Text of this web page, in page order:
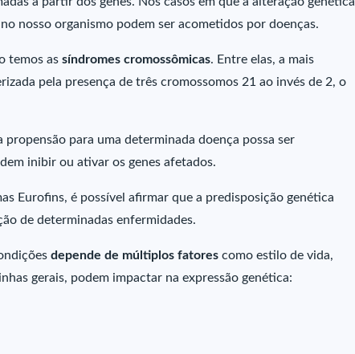
nosso organismo podem ser acometidos por doenças.
temos as síndromes cromossômicas. Entre elas, a mais
pela presença de três cromossomos 21 ao invés de 2, o
para uma determinada doença possa ser
inibir ou ativar os genes afetados.
Eurofins, é possível afirmar que a predisposição genética
de determinadas enfermidades.
depende de múltiplos fatores como estilo de vida,
gerais, podem impactar na expressão genética: